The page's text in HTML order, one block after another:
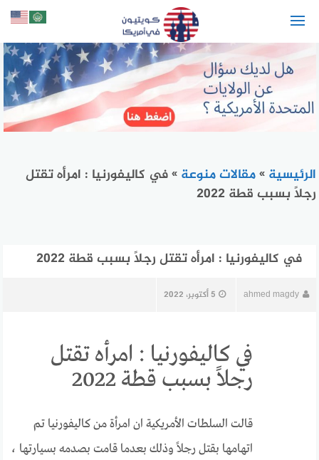
الرئيسية »مقالات منوعة »في كاليفورنيا : امرأه تقتل
رجلاً بسبب قطة 2022
في كاليفورنيا : امرأه تقتل رجلاً بسبب قطة 2022
ahmed magdy 5 أكتوبر، 2022
في كاليفورنيا : امرأه تقتل
رجلاً بسبب قطة 2022
قالت السلطات الأمريكية ان امرأة من كاليفورنيا تم
اتهامها بقتل رجلاً وذلك بعدما قامت بصدمه بسيارتها ،